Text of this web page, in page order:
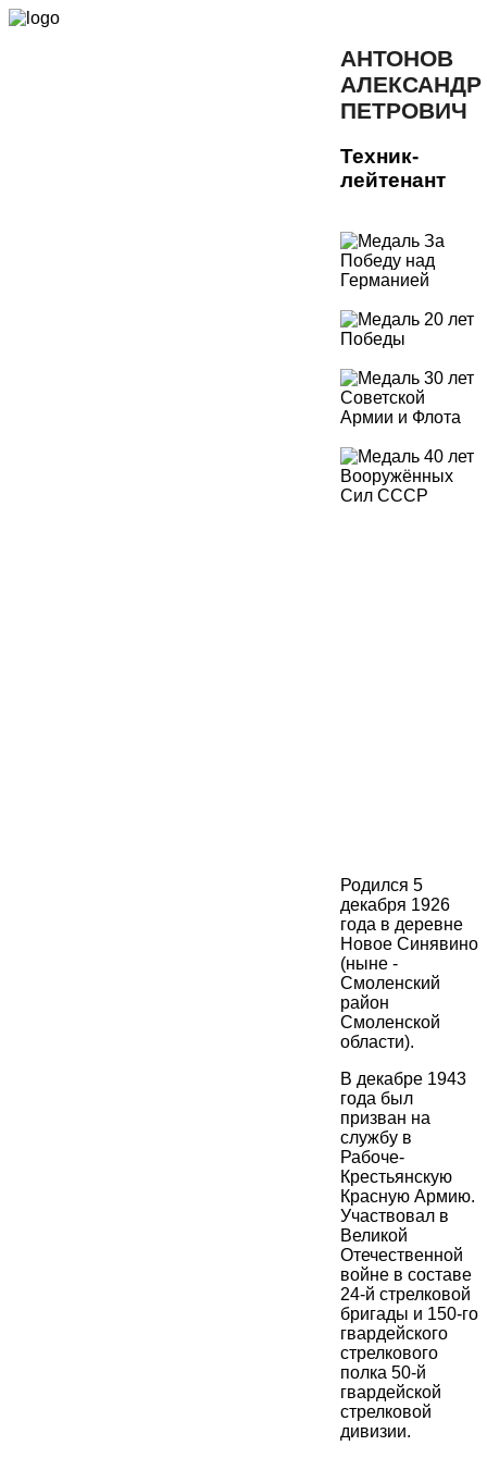
АНТОНОВ
АЛЕКСАНДР
ПЕТРОВИЧ
Техник-
лейтенант
Родился 5
декабря 1926
года в деревне
Новое Синявино
(ныне -
Смоленский
район
Смоленской
области).
В декабре 1943
года был
призван на
службу в
Рабоче-
Крестьянскую
Красную Армию.
Участвовал в
Великой
Отечественной
войне в составе
24-й стрелковой
бригады и 150-го
гвардейского
стрелкового
полка 50-й
гвардейской
стрелковой
дивизии.